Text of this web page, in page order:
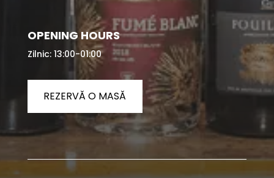
OPENING HOURS
Zilnic: 13:00-01:00
REZERVĂ O MASĂ